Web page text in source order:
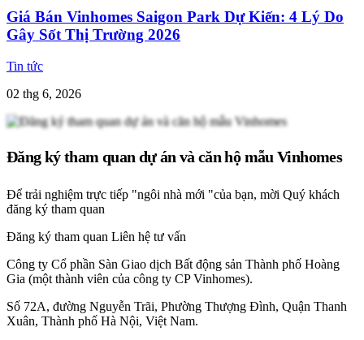
Giá Bán Vinhomes Saigon Park Dự Kiến: 4 Lý Do
Gây Sốt Thị Trường 2026
Tin tức
02 thg 6, 2026
Đăng ký tham quan dự án và căn hộ mẫu Vinhomes
Để trải nghiệm trực tiếp "ngôi nhà mới "của bạn, mời Quý khách
đăng ký tham quan
Đăng ký tham quan Liên hệ tư vấn
Công ty Cổ phần Sàn Giao dịch Bất động sản Thành phố Hoàng
Gia (một thành viên của công ty CP Vinhomes).
Số 72A, đường Nguyễn Trãi, Phường Thượng Đình, Quận Thanh
Xuân, Thành phố Hà Nội, Việt Nam.